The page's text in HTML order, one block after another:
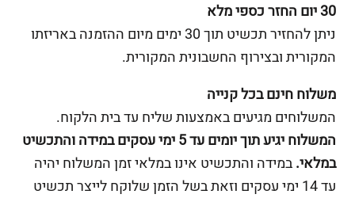
30 יום החזר כספי מלא
ניתן להחזיר תכשיט תוך 30 ימים מיום ההזמנה באריזתו
המקורית ובצירוף החשבונית המקורית.
משלוח חינם בכל קנייה
המשלוחים מגיעים באמצעות שליח עד בית הלקוח.
המשלוח יגיע תוך יומים עד 5 ימי עסקים במידה והתכשיט
במלאי.במידה והתכשיט אינו במלאי זמן המשלוח יהיה
עד 14 ימי עסקים וזאת בשל הזמן שלוקח לייצר תכשיט